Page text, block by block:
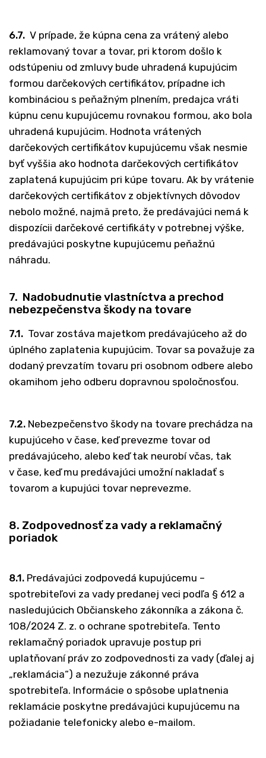
6.7. V prípade, že kúpna cena za vrátený alebo
reklamovaný tovar a tovar, pri ktorom došlo k
odstúpeniu od zmluvy bude uhradená kupujúcim
formou darčekových certifikátov, prípadne ich
kombináciou s peňažným plnením, predajca vráti
kúpnu cenu kupujúcemu rovnakou formou, ako bola
uhradená kupujúcim. Hodnota vrátených
darčekových certifikátov kupujúcemu však nesmie
byť vyššia ako hodnota darčekových certifikátov
zaplatená kupujúcim pri kúpe tovaru. Ak by vrátenie
darčekových certifikátov z objektívnych dôvodov
nebolo možné, najmä preto, že predávajúci nemá k
dispozícii darčekové certifikáty v potrebnej výške,
predávajúci poskytne kupujúcemu peňažnú
náhradu.
7. Nadobudnutie vlastníctva a prechod
nebezpečenstva škody na tovare
7.1. Tovar zostáva majetkom predávajúceho až do
úplného zaplatenia kupujúcim. Tovar sa považuje za
dodaný prevzatím tovaru pri osobnom odbere alebo
okamihom jeho odberu dopravnou spoločnosťou.
7.2. Nebezpečenstvo škody na tovare prechádza na
kupujúceho v čase, keď prevezme tovar od
predávajúceho, alebo keď tak neurobí včas, tak
v čase, keď mu predávajúci umožní nakladať s
tovarom a kupujúci tovar neprevezme.
8. Zodpovednosť za vady a reklamačný
poriadok
8.1. Predávajúci zodpovedá kupujúcemu –
spotrebiteľovi za vady predanej veci podľa § 612 a
nasledujúcich Občianskeho zákonníka a zákona č.
108/2024 Z. z. o ochrane spotrebiteľa. Tento
reklamačný poriadok upravuje postup pri
uplatňovaní práv zo zodpovednosti za vady (ďalej aj
„reklamácia“) a nezužuje zákonné práva
spotrebiteľa. Informácie o spôsobe uplatnenia
reklamácie poskytne predávajúci kupujúcemu na
požiadanie telefonicky alebo e-mailom.